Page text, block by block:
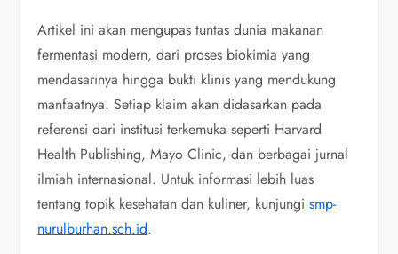
Artikel ini akan mengupas tuntas dunia makanan
fermentasi modern, dari proses biokimia yang
mendasarinya hingga bukti klinis yang mendukung
manfaatnya. Setiap klaim akan didasarkan pada
referensi dari institusi terkemuka seperti Harvard
Health Publishing, Mayo Clinic, dan berbagai jurnal
ilmiah internasional. Untuk informasi lebih luas
tentang topik kesehatan dan kuliner, kunjungismp-
nurulburhan.sch.id.